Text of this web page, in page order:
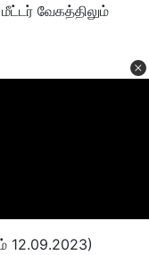
வேகத்திலும்
12.09.2023)